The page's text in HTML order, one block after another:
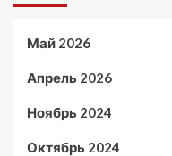
Май 2026
Апрель 2026
Ноябрь 2024
Октябрь 2024